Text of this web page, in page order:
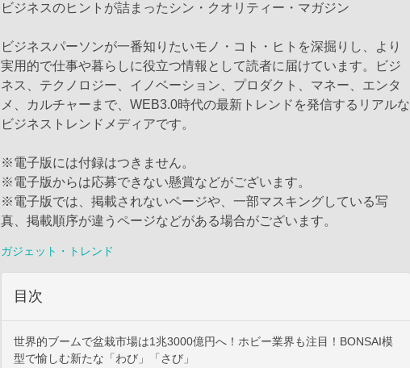
ビジネスのヒントが詰まったシン・クオリティー・マガジン
ビジネスパーソンが一番知りたいモノ・コト・ヒトを深掘りし、より
実用的で仕事や暮らしに役立つ情報として読者に届けています。ビジ
ネス、テクノロジー、イノベーション、プロダクト、マネー、エンタ
メ、カルチャーまで、WEB3.0時代の最新トレンドを発信するリアルな
ビジネストレンドメディアです。
※電子版には付録はつきません。
※電子版からは応募できない懸賞などがございます。
※電子版では、掲載されないページや、一部マスキングしている写
真、掲載順序が違うページなどがある場合がございます。
ガジェット・トレンド
目次
世界的ブームで盆栽市場は1兆3000億円へ！ホビー業界も注目！BONSAI模
型で愉しむ新たな「わび」「さび」